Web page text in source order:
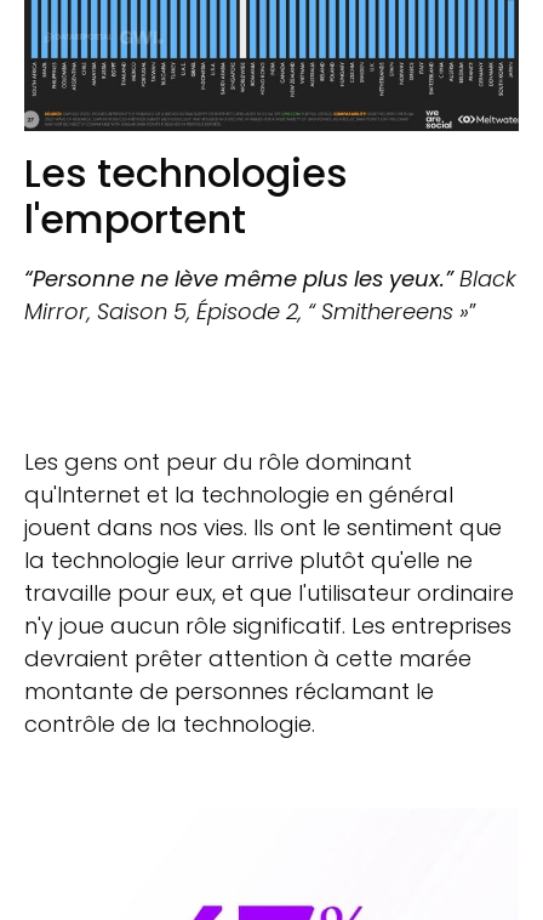
Les technologies
l'emportent
“Personne ne lève même plus les yeux.”Black
Mirror, Saison 5, Épisode 2, “ Smithereens »”
Les gens ont peur du rôle dominant
qu'Internet et la technologie en général
jouent dans nos vies. Ils ont le sentiment que
la technologie leur arrive plutôt qu'elle ne
travaille pour eux, et que l'utilisateur ordinaire
n'y joue aucun rôle significatif. Les entreprises
devraient prêter attention à cette marée
montante de personnes réclamant le
contrôle de la technologie.